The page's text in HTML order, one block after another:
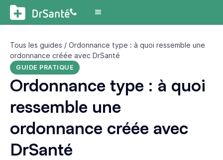
Tous les guides / Ordonnance type : à quoi ressemble une
ordonnance créée avec DrSanté
GUIDE PRATIQUE
Ordonnance type : à quoi
ressemble une
ordonnance créée avec
DrSanté